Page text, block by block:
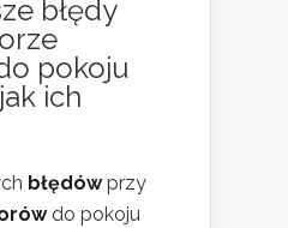
błędy
pokoju
ich
błędówprzy
do pokoju